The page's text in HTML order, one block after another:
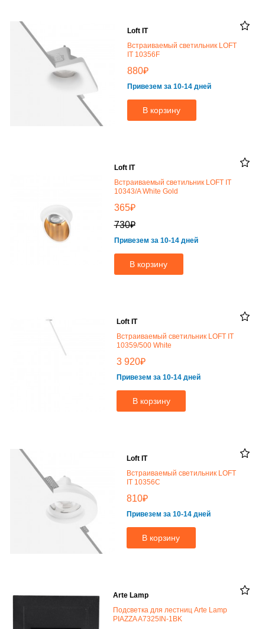
Loft IT
Встраиваемый светильник LOFT
IT 10356F
880₽
Привезем за 10-14 дней
В корзину
Loft IT
Встраиваемый светильник LOFT IT
10343/A White Gold
365₽
730₽
Привезем за 10-14 дней
В корзину
Loft IT
Встраиваемый светильник LOFT IT
10359/500 White
3 920₽
Привезем за 10-14 дней
В корзину
Loft IT
Встраиваемый светильник LOFT
IT 10356C
810₽
Привезем за 10-14 дней
В корзину
Arte Lamp
Подсветка для лестниц Arte Lamp
PIAZZA A7325IN-1BK